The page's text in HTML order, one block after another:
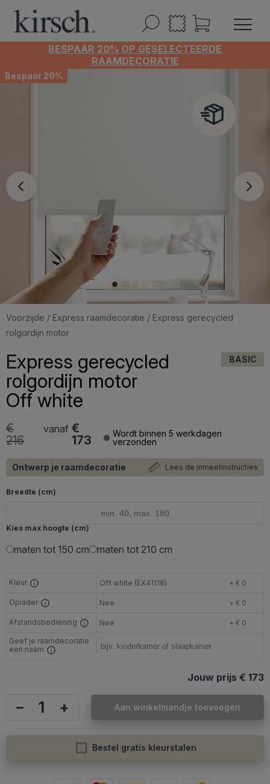
BESPAAR 20% OP GESELECTEERDE
RAAMDECORATIE
Bespaar 20%
Voorzijde / Express raamdecoratie / Express gerecycled
rolgordijn motor
Express gerecycled
rolgordijn motor
Off white
BASIC
vanaf €
173
€
216
Wordt binnen 5 werkdagen
verzonden
Ontwerp je raamdecoratie Lees de inmeetinstructies
Breedte (cm)
Kies max hoogte (cm)
maten tot 150 cm maten tot 210 cm
Kleur Off white (EX41118) + € 0
Oplader Nee + € 0
Afstandsbediening Nee
+ € 0
Geef je raamdecoratie
een naam
Jouw prijs € 173
– + Aan winkelmandje toevoegen
Bestel gratis kleurstalen